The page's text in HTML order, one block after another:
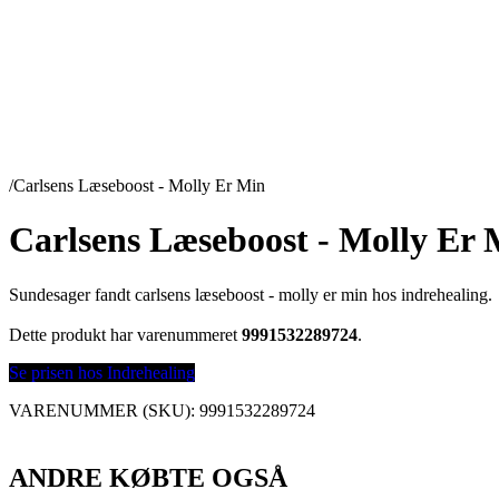
/Carlsens Læseboost - Molly Er Min
Carlsens Læseboost - Molly Er
Sundesager fandt carlsens læseboost - molly er min hos indrehealing.
Dette produkt har varenummeret 9991532289724.
Se prisen hos Indrehealing
VARENUMMER (SKU): 9991532289724
ANDRE KØBTE OGSÅ